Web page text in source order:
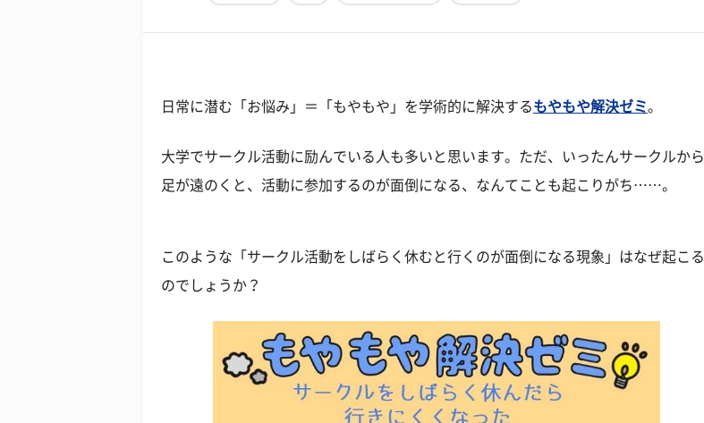
日常に潜む「お悩み」＝「もやもや」を学術的に解決するもやもや解決ゼミ。
大学でサークル活動に励んでいる人も多いと思います。ただ、いったんサークルから
足が遠のくと、活動に参加するのが面倒になる、なんてことも起こりがち……。
このような「サークル活動をしばらく休むと行くのが面倒になる現象」はなぜ起こる
のでしょうか？